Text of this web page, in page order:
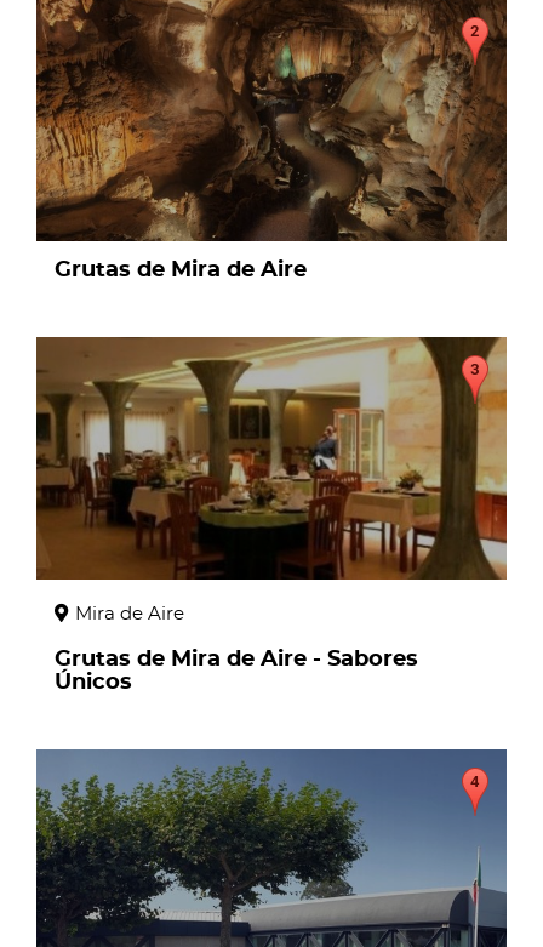
page
Grutas de Mira de Aire
Mira de Aire
Grutas de Mira de Aire - Sabores
Únicos